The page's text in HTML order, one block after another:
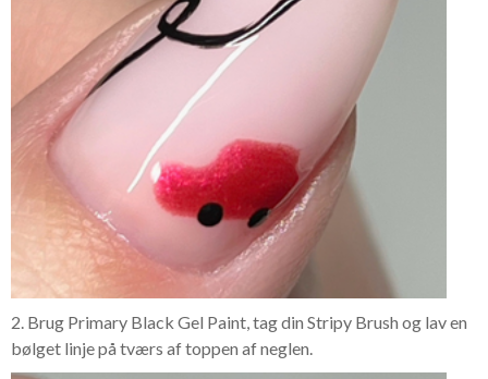
2. Brug Primary Black Gel Paint, tag din Stripy Brush og lav en
bølget linje på tværs af toppen af neglen.